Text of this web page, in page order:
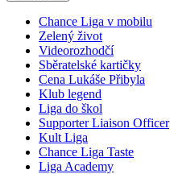
Chance Liga v mobilu
Zelený život
Videorozhodčí
Sběratelské kartičky
Cena Lukáše Přibyla
Klub legend
Liga do škol
Supporter Liaison Officer
Kult Liga
Chance Liga Taste
Liga Academy